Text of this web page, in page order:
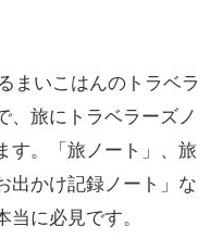
まいこはんのトラベラ
、旅にトラベラーズノ
す。「旅ノート」、旅
出かけ記録ノート」な
に必見です。